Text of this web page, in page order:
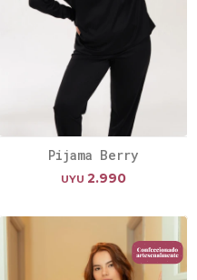
Pijama Berry
UYU 2.990